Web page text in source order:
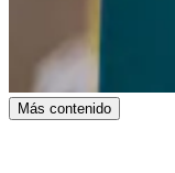
Más contenido